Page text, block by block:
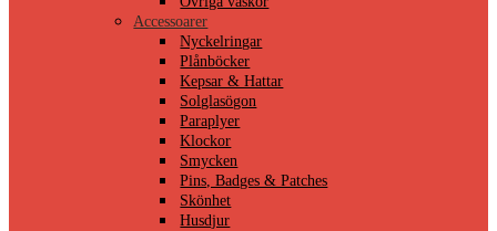
Accessoarer
Nyckelringar
Plånböcker
Kepsar & Hattar
Solglasögon
Paraplyer
Klockor
Smycken
Pins, Badges & Patches
Skönhet
Husdjur